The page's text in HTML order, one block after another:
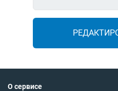
О сервисе